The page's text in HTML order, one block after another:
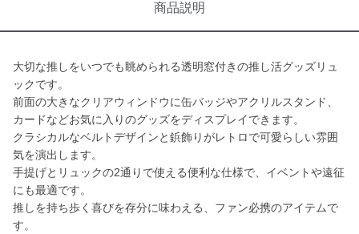
商品説明
大切な推しをいつでも眺められる透明窓付きの推し活グッズリュ
ックです。
前面の大きなクリアウィンドウに缶バッジやアクリルスタンド、
カードなどお気に入りのグッズをディスプレイできます。
クラシカルなベルトデザインと鋲飾りがレトロで可愛らしい雰囲
気を演出します。
手提げとリュックの2通りで使える便利な仕様で、イベントや遠征
にも最適です。
推しを持ち歩く喜びを存分に味わえる、ファン必携のアイテムで
す。